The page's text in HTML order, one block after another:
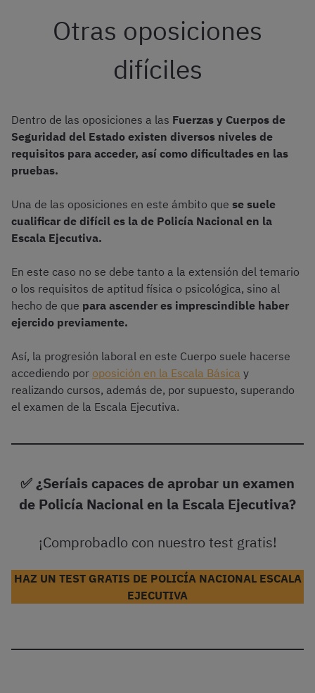
Otras oposiciones
difíciles
Dentro de las oposiciones a las Fuerzas y Cuerpos de
Seguridad del Estado existen diversos niveles de
requisitos para acceder, así como dificultades en las
pruebas.
Una de las oposiciones en este ámbito que se suele
cualificar de difícil es la de Policía Nacional en la
Escala Ejecutiva.
En este caso no se debe tanto a la extensión del temario
o los requisitos de aptitud física o psicológica, sino al
hecho de que para ascender es imprescindible haber
ejercido previamente.
Así, la progresión laboral en este Cuerpo suele hacerse
accediendo por oposición en la Escala Básica y
realizando cursos, además de, por supuesto, superando
el examen de la Escala Ejecutiva.
✅ ¿Seríais capaces de aprobar un examen
de Policía Nacional en la Escala Ejecutiva?
¡Comprobadlo con nuestro test gratis!
HAZ UN TEST GRATIS DE POLICÍA NACIONAL ESCALA
EJECUTIVA